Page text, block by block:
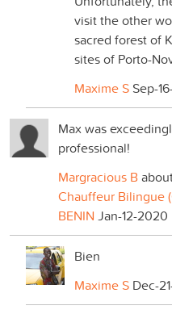
visit the other
sacred forest of
sites of Porto-
Maxime S Sep-
Max was
professional!
Margracious B
Chauffeur Bilingue
BENIN Jan-12-2020
Bien
Maxime S Dec-